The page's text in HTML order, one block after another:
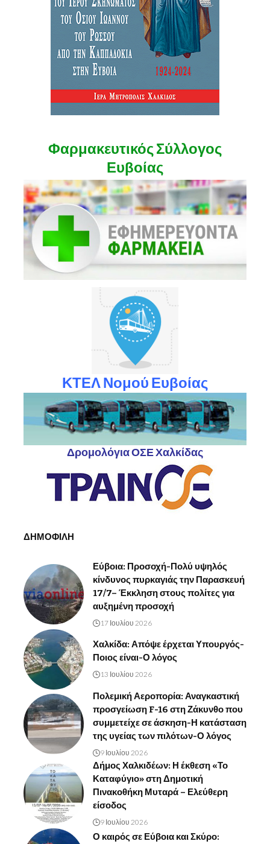
Φαρμακευτικός Σύλλογος
Ευβοίας
ΚΤΕΛ Νομού Ευβοίας
Δρομολόγια ΟΣΕ Χαλκίδας
ΔΗΜΟΦΙΛΗ
Εύβοια: Προσοχή-Πολύ υψηλός
κίνδυνος πυρκαγιάς την Παρασκευή
17/7– Έκκληση στους πολίτες για
αυξημένη προσοχή
17 Ιουλίου 2026
Χαλκίδα: Απόψε έρχεται Υπουργός-
Ποιος είναι-Ο λόγος
13 Ιουλίου 2026
Πολεμική Αεροπορία: Αναγκαστική
προσγείωση F-16 στη Ζάκυνθο που
συμμετείχε σε άσκηση-Η κατάσταση
της υγείας των πιλότων-Ο λόγος
9 Ιουλίου 2026
Δήμος Χαλκιδέων: Η έκθεση «Το
Καταφύγιο» στη Δημοτική
Πινακοθήκη Μυταρά – Ελεύθερη
είσοδος
9 Ιουλίου 2026
Ο καιρός σε Εύβοια και Σκύρο: